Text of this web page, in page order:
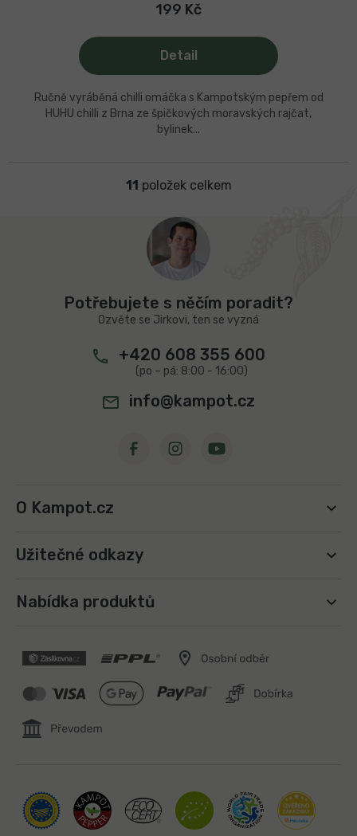
199 Kč
Detail
Ručně vyráběná chilli omáčka s Kampotským pepřem od
HUHU chilli z Brna ze špičkových moravských rajčat,
bylinek...
O
l
á
a
í
p
r
k
y
ý
s
11 položek celkem
Potřebujete s něčím poradit?
Ozvěte se Jirkovi, ten se vyzná
+420 608 355 600
info@kampot.cz
O Kampot.cz
Užitečné odkazy
Nabídka produktů